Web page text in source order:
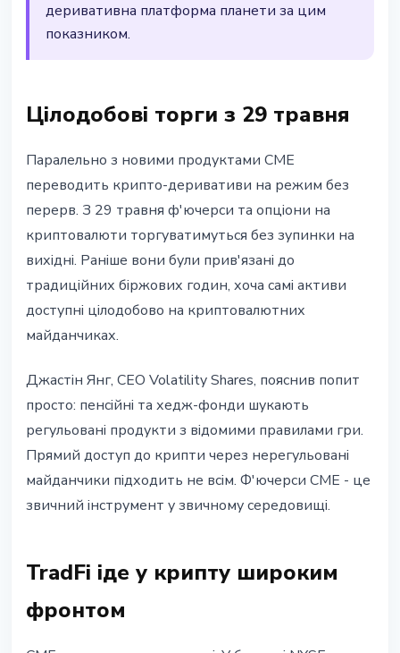
деривативна платформа планети за цим
показником.
Цілодобові торги з 29 травня
Паралельно з новими продуктами CME
переводить крипто-деривативи на режим без
перерв. З 29 травня ф'ючерси та опціони на
криптовалюти торгуватимуться без зупинки на
вихідні. Раніше вони були прив'язані до
традиційних біржових годин, хоча самі активи
доступні цілодобово на криптовалютних
майданчиках.
Джастін Янг, CEO Volatility Shares, пояснив попит
просто: пенсійні та хедж-фонди шукають
регульовані продукти з відомими правилами гри.
Прямий доступ до крипти через нерегульовані
майданчики підходить не всім. Ф'ючерси CME - це
звичний інструмент у звичному середовищі.
TradFi іде у крипту широким
фронтом